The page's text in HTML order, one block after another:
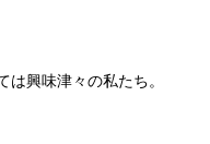
興味津々の私たち。